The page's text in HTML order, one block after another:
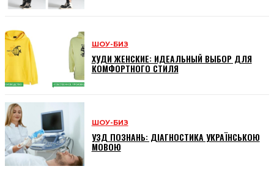
ШОУ-БИЗ
ХУДИ ЖЕНСКИЕ: ИДЕАЛЬНЫЙ ВЫБОР ДЛЯ
КОМФОРТНОГО СТИЛЯ
ШОУ-БИЗ
УЗД ПОЗНАНЬ: ДІАГНОСТИКА УКРАЇНСЬКОЮ
МОВОЮ